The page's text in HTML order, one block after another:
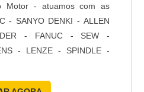
Motor - atuamos com as
- SANYO DENKI - ALLEN
- FANUC - SEW -
- LENZE - SPINDLE -